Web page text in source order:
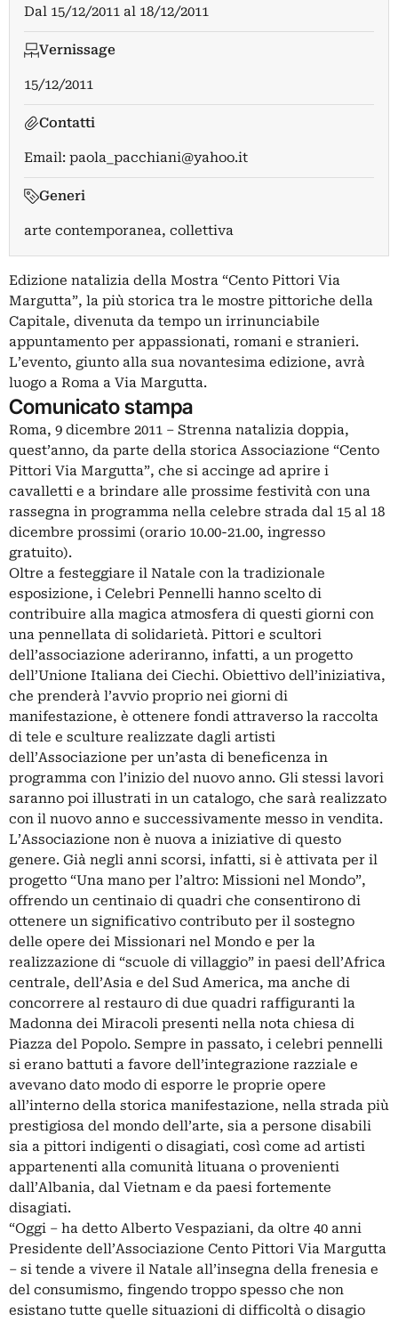
Dal 15/12/2011 al 18/12/2011
Vernissage
15/12/2011
Contatti
Email: paola_pacchiani@yahoo.it
Generi
arte contemporanea, collettiva
Edizione natalizia della Mostra “Cento Pittori Via
Margutta”, la più storica tra le mostre pittoriche della
Capitale, divenuta da tempo un irrinunciabile
appuntamento per appassionati, romani e stranieri.
L’evento, giunto alla sua novantesima edizione, avrà
luogo a Roma a Via Margutta.
Comunicato stampa
Roma, 9 dicembre 2011 – Strenna natalizia doppia,
quest’anno, da parte della storica Associazione “Cento
Pittori Via Margutta”, che si accinge ad aprire i
cavalletti e a brindare alle prossime festività con una
rassegna in programma nella celebre strada dal 15 al 18
dicembre prossimi (orario 10.00-21.00, ingresso
gratuito).
Oltre a festeggiare il Natale con la tradizionale
esposizione, i Celebri Pennelli hanno scelto di
contribuire alla magica atmosfera di questi giorni con
una pennellata di solidarietà. Pittori e scultori
dell’associazione aderiranno, infatti, a un progetto
dell’Unione Italiana dei Ciechi. Obiettivo dell’iniziativa,
che prenderà l’avvio proprio nei giorni di
manifestazione, è ottenere fondi attraverso la raccolta
di tele e sculture realizzate dagli artisti
dell’Associazione per un’asta di beneficenza in
programma con l’inizio del nuovo anno. Gli stessi lavori
saranno poi illustrati in un catalogo, che sarà realizzato
con il nuovo anno e successivamente messo in vendita.
L’Associazione non è nuova a iniziative di questo
genere. Già negli anni scorsi, infatti, si è attivata per il
progetto “Una mano per l’altro: Missioni nel Mondo”,
offrendo un centinaio di quadri che consentirono di
ottenere un significativo contributo per il sostegno
delle opere dei Missionari nel Mondo e per la
realizzazione di “scuole di villaggio” in paesi dell’Africa
centrale, dell’Asia e del Sud America, ma anche di
concorrere al restauro di due quadri raffiguranti la
Madonna dei Miracoli presenti nella nota chiesa di
Piazza del Popolo. Sempre in passato, i celebri pennelli
si erano battuti a favore dell’integrazione razziale e
avevano dato modo di esporre le proprie opere
all’interno della storica manifestazione, nella strada più
prestigiosa del mondo dell’arte, sia a persone disabili
sia a pittori indigenti o disagiati, così come ad artisti
appartenenti alla comunità lituana o provenienti
dall’Albania, dal Vietnam e da paesi fortemente
disagiati.
“Oggi – ha detto Alberto Vespaziani, da oltre 40 anni
Presidente dell’Associazione Cento Pittori Via Margutta
– si tende a vivere il Natale all’insegna della frenesia e
del consumismo, fingendo troppo spesso che non
esistano tutte quelle situazioni di difficoltà o disagio